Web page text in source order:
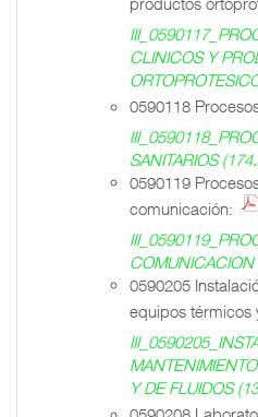
productos
CLINICOS Y
0590118
SANITARIOS
0590119
comunicación:
COMUNICACION
0590205
equipos térmicos
Y DE FLUIDOS